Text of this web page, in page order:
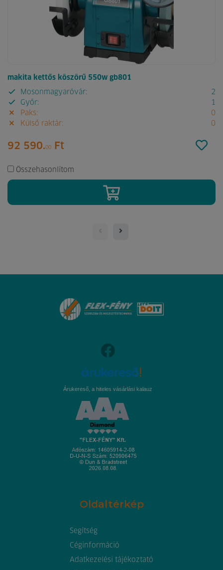
makita kettős köszörű 550w gb801
Mosonmagyaróvár:
2
Győr:
1
Paks:
0
Külső raktár:
0
92 590.00 Ft
Összehasonlítom
Árukereső, a hiteles vásárlási kalauz
Oldaltérkép
Segítség
Céginformáció
Adatkezelési tájékoztató